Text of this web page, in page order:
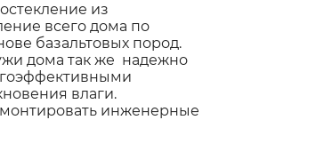
из
всего дома по
базальтовых пород.
дома так же надежно
влаги.
инженерные